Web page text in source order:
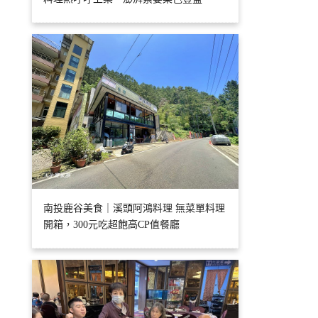
南投鹿谷美食｜溪頭阿鴻料理 無菜單料理
開箱，300元吃超飽高CP值餐廳